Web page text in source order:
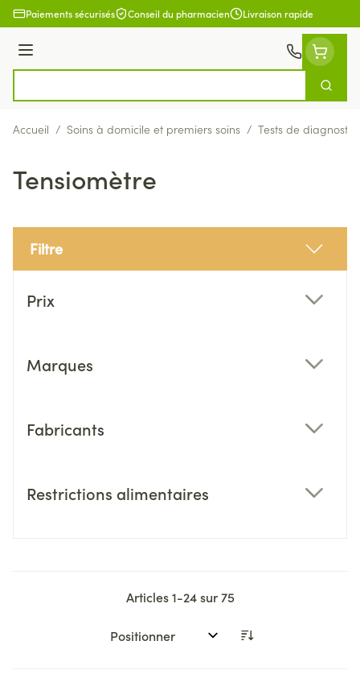
Aller au contenu
Paiements sécurisés Conseil du pharmacien Livraison rapide
Menu
Accueil / Soins à domicile et premiers soins / Tests de diagnostic
Tensiomètre
Filtre
Prix
Marques
Fabricants
Restrictions alimentaires
Articles1-24sur75
Trier par: